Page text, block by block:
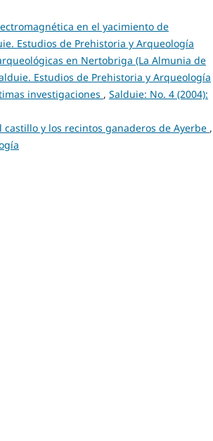
en el yacimiento de
Estudios de Prehistoria y Arqueología
en Nertobriga (La Almunia de
Estudios de Prehistoria y Arqueología
investigaciones , Salduie: No. 4 (2004):
castillo y los recintos ganaderos de Ayerbe ,